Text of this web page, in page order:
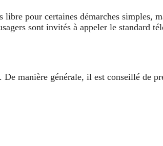
libre pour certaines démarches simples,
sont invités à appeler le standard
manière générale, il est conseillé de